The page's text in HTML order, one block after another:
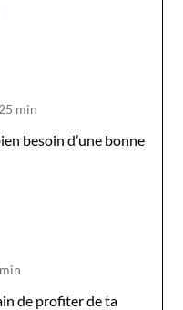
min
besoin d’une bonne
de profiter de ta